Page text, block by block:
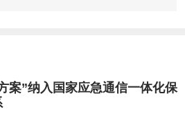
案”纳入国家应急通信一体化保